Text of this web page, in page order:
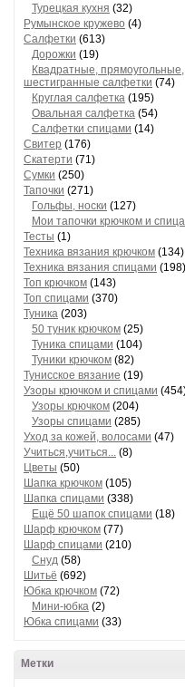
Турецкая кухня (32)
Румынское кружево (4)
Салфетки (613)
Дорожки (19)
Квадратные, прямоугольные,
шестигранные салфетки (74)
Круглая салфетка (195)
Овальная салфетка (54)
Салфетки спицами (14)
Свитер (176)
Скатерти (71)
Сумки (250)
Тапочки (271)
Гольфы, носки (127)
Мои тапочки крючком и
Тесты (1)
Техника вязания крючком (134)
Техника вязания спицами (198)
Топ крючком (143)
Топ спицами (370)
Туника (203)
50 туник крючком (25)
Туника спицами (104)
Туники крючком (82)
Тунисское вязание (19)
Узоры крючком и спицами
Узоры крючком (204)
Узоры спицами (285)
Уход за кожей, волосами (47)
Учиться,учиться... (8)
Цветы (50)
Шапка крючком (105)
Шапка спицами (338)
Ещё 50 шапок спицами (18)
Шарф крючком (77)
Шарф спицами (210)
Снуд (58)
Шитьё (692)
Юбка крючком (72)
Мини-юбка (2)
Юбка спицами (33)
Метки